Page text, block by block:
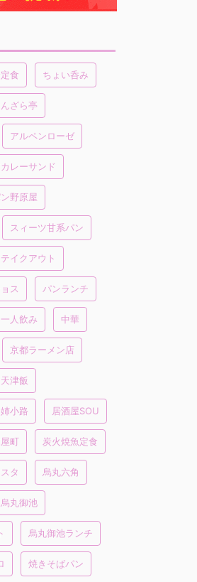
食 ちょい呑み
んざら亭
アルペンローゼ
レーサンド
野原屋
スィーツ甘系パン
テイクアウト
ス パンランチ
一人飲み 中華
京都ラーメン店
天津飯
姉小路 居酒屋SOU
町 炭火焼魚定食
タ 烏丸六角
烏丸御池
烏丸御池ランチ
焼きそばパン